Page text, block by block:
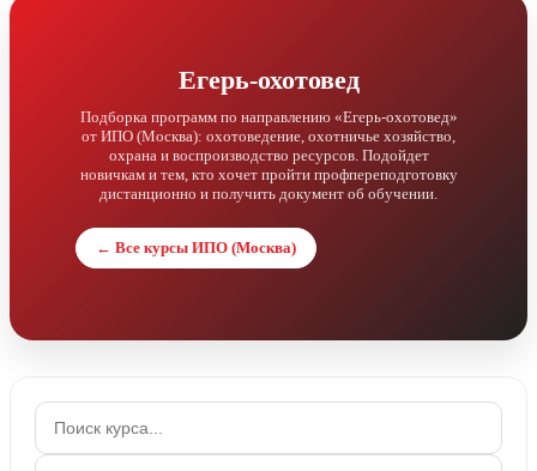
Егерь-охотовед
Подборка программ по направлению «Егерь-охотовед»
от ИПО (Москва): охотоведение, охотничье хозяйство,
охрана и воспроизводство ресурсов. Подойдет
новичкам и тем, кто хочет пройти профпереподготовку
дистанционно и получить документ об обучении.
← Все курсы ИПО (Москва)